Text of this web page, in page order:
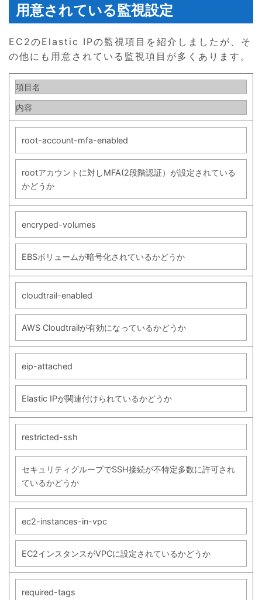
用意されている監視設定
EC2のElastic IPの監視項目を紹介しましたが、そ
の他にも用意されている監視項目が多くあります。
項目名
内容
root-account-mfa-enabled
rootアカウントに対しMFA(2段階認証）が設定されている
かどうか
encryped-volumes
EBSボリュームが暗号化されているかどうか
cloudtrail-enabled
AWS Cloudtrailが有効になっているかどうか
eip-attached
Elastic IPが関連付けられているかどうか
restricted-ssh
セキュリティグループでSSH接続が不特定多数に許可され
ているかどうか
ec2-instances-in-vpc
EC2インスタンスがVPCに設定されているかどうか
required-tags